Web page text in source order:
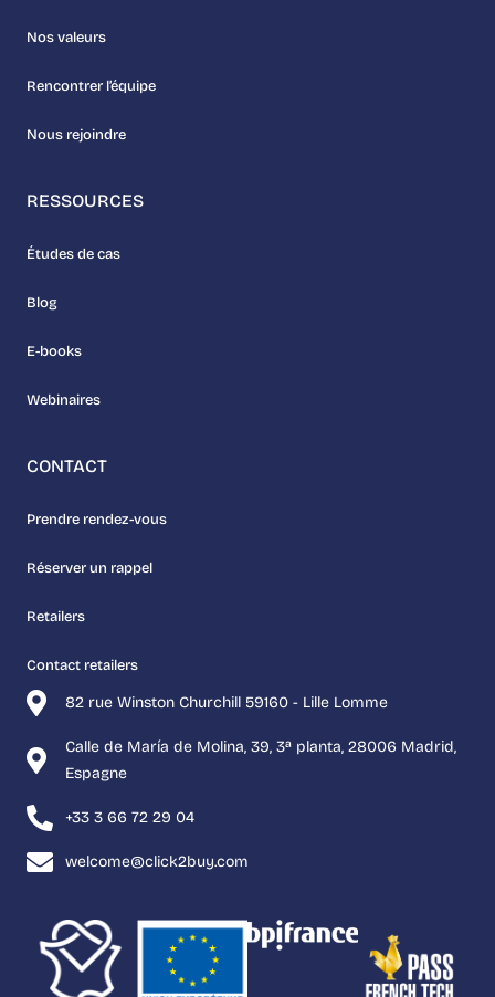
82 rue Winston Churchill 59160 - Lille Lomme
Calle de María de Molina, 39, 3ª planta, 28006 Madrid,
Espagne
+33 3 66 72 29 04
welcome@click2buy.com
Nos valeurs
Rencontrer l’équipe
Nous rejoindre
RESSOURCES
Études de cas
Blog
E-books
Webinaires
CONTACT
Prendre rendez-vous
Réserver un rappel
Retailers
Contact retailers